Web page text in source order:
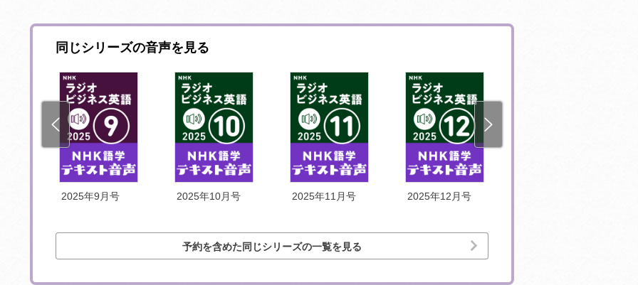
同じシリーズの音声を見る
2025年9月号 2025年10月号 2025年11月号 2025年12月号
予約を含めた同じシリーズの一覧を見る